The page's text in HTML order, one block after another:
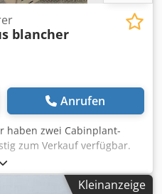
blancher
Anrufen
haben zwei Cabinplant-
zum Verkauf verfügbar.
Kleinanzeige